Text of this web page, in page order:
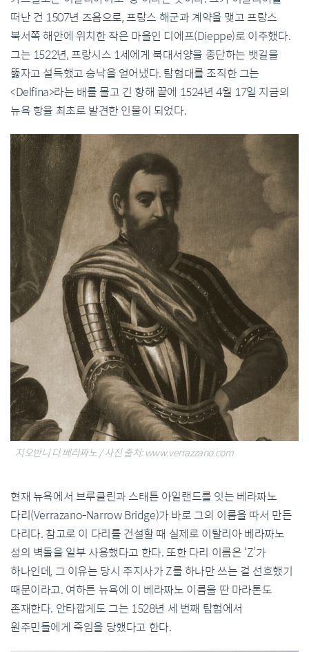
떠난 건 1507년 즈음으로, 프랑스 해군과 계약을 맺고 프랑스
북서쪽 해안에 위치한 작은 마을인 디에프(Dieppe)로 이주했다.
그는 1522년, 프랑시스 1세에게 북대서양을 종단하는 뱃길을
뚫자고 설득했고 승낙을 얻어냈다. 탐험대를 조직한 그는
<Delfina>라는 배를 몰고 긴 항해 끝에 1524년 4월 17일 지금의
뉴욕 항을 최초로 발견한 인물이 되었다.
지오반니 다 베라짜노 / 사진 출처: www.verrazzano.com
현재 뉴욕에서 브루클린과 스태튼 아일랜드를 잇는 베라짜노
다리(Verrazano-Narrow Bridge)가 바로 그의 이름을 따서 만든
다리다. 참고로 이 다리를 건설할 때 실제로 이탈리아 베라짜노
성의 벽돌을 일부 사용했다고 한다. 또한 다리 이름은 ‘Z’가
하나인데, 그 이유는 당시 주지사가 Z를 하나만 쓰는 걸 선호했기
때문이라고. 여하튼 뉴욕에 이 베라짜노 이름을 딴 마라톤도
존재한다. 안타깝게도 그는 1528년 세 번째 탐험에서
원주민들에게 죽임을 당했다고 한다.